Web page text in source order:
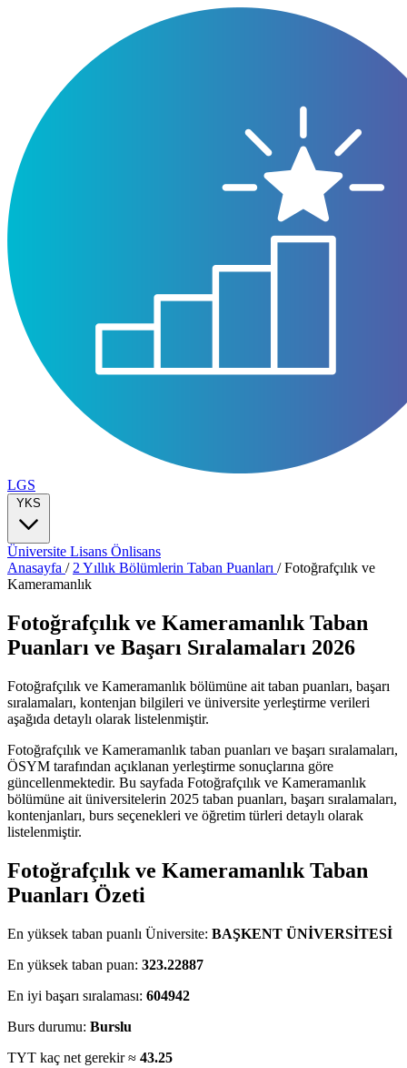
LGS
YKS
Üniversite Lisans Önlisans
Anasayfa / 2 Yıllık Bölümlerin Taban Puanları /Fotoğrafçılık ve
Kameramanlık
Fotoğrafçılık ve Kameramanlık Taban
Puanları ve Başarı Sıralamaları 2026
Fotoğrafçılık ve Kameramanlık bölümüne ait taban puanları, başarı
sıralamaları, kontenjan bilgileri ve üniversite yerleştirme verileri
aşağıda detaylı olarak listelenmiştir.
Fotoğrafçılık ve Kameramanlık taban puanları ve başarı sıralamaları,
ÖSYM tarafından açıklanan yerleştirme sonuçlarına göre
güncellenmektedir. Bu sayfada Fotoğrafçılık ve Kameramanlık
bölümüne ait üniversitelerin 2025 taban puanları, başarı sıralamaları,
kontenjanları, burs seçenekleri ve öğretim türleri detaylı olarak
listelenmiştir.
Fotoğrafçılık ve Kameramanlık Taban
Puanları Özeti
En yüksek taban puanlı Üniversite: BAŞKENT ÜNİVERSİTESİ
En yüksek taban puan: 323.22887
En iyi başarı sıralaması: 604942
Burs durumu: Burslu
TYT kaç net gerekir ≈ 43.25